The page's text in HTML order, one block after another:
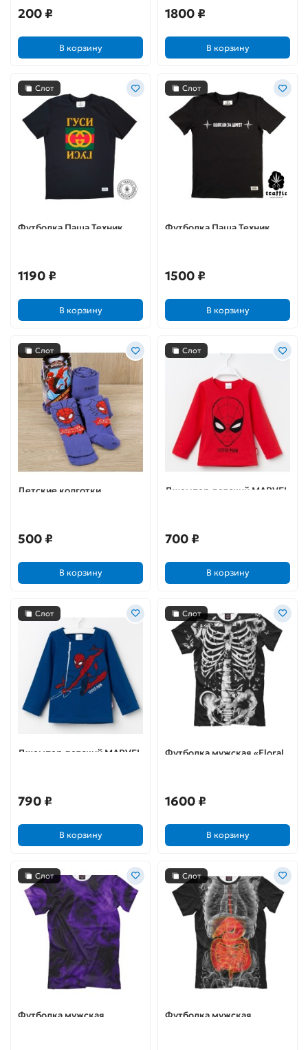
200 ₽
В корзину
1800 ₽
В корзину
Слот
Футболка Паша Техник
1190 ₽
В корзину
Слот
Футболка Паша Техник
1500 ₽
В корзину
Слот
Детские колготки
500 ₽
В корзину
Слот
Джемпер детский MARVEL
700 ₽
В корзину
Слот
Джемпер детский MARVEL
790 ₽
В корзину
Слот
Футболка мужская «Floral
1600 ₽
В корзину
Слот
Футболка мужская
Слот
Футболка мужская